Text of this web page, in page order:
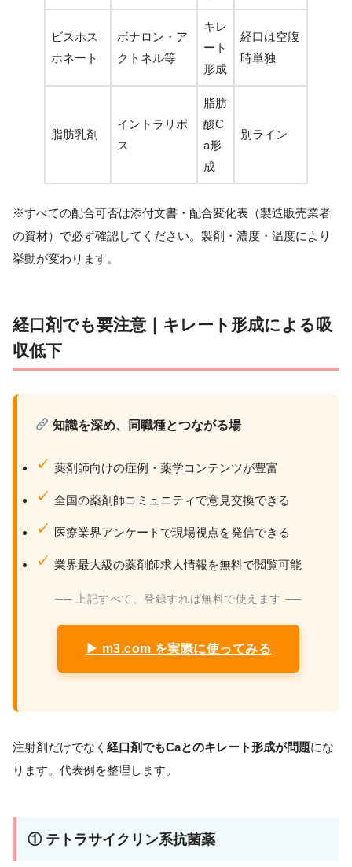
ビスホス
ホネート
ボナロン・ア
クトネル等
キレ
ート
形成
経口は空腹
時単独
脂肪乳剤
イントラリポ
ス
脂肪
酸C
a形
成
別ライン
※すべての配合可否は添付文書・配合変化表（製造販売業者
の資材）で必ず確認してください。製剤・濃度・温度により
挙動が変わります。
経口剤でも要注意｜キレート形成による吸
収低下
知識を深め、同職種とつながる場
薬剤師向けの症例・薬学コンテンツが豊富
全国の薬剤師コミュニティで意見交換できる
医療業界アンケートで現場視点を発信できる
業界最大級の薬剤師求人情報を無料で閲覧可能
── 上記すべて、登録すれば無料で使えます ──
▶ m3.com を実際に使ってみる
注射剤だけでなく 経口剤でもCaとのキレート形成が問題にな
ります。代表例を整理します。
① テトラサイクリン系抗菌薬